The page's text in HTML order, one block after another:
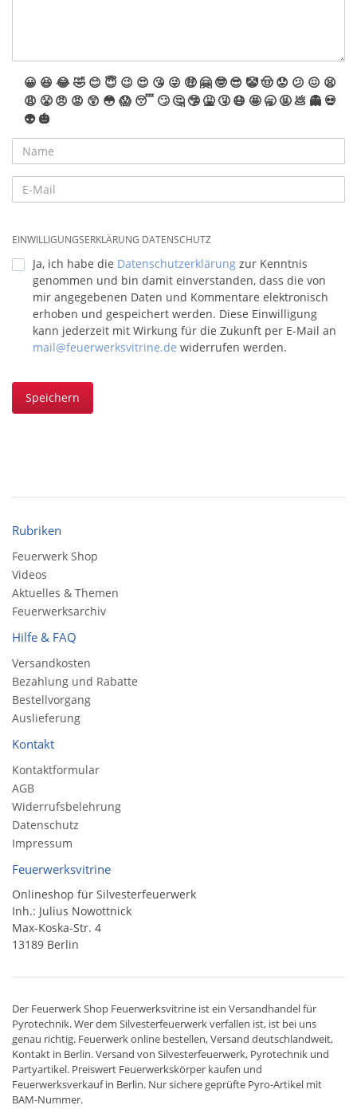
😀 😆 😂🤣 😊 😇 😉 😍 😘 😜 🤑 🤗 🤓 😎 🤡🤠 😟 😕 😖 😫
😩 😤 😠 😡 😲 😳 😱 😴 🙄 🤔 🤥 🤮 🤧 😷 🤩 🥱 🤬 💩 👻 💀
👽 🎃
EINWILLIGUNGSERKLÄRUNG DATENSCHUTZ
Ja, ich habe die Datenschutzerklärung zur Kenntnis
genommen und bin damit einverstanden, dass die von
mir angegebenen Daten und Kommentare elektronisch
erhoben und gespeichert werden. Diese Einwilligung
kann jederzeit mit Wirkung für die Zukunft per E-Mail an
mail@feuerwerksvitrine.de widerrufen werden.
Speichern
Rubriken
Feuerwerk Shop
Videos
Aktuelles & Themen
Feuerwerksarchiv
Hilfe & FAQ
Versandkosten
Bezahlung und Rabatte
Bestellvorgang
Auslieferung
Kontakt
Kontaktformular
AGB
Widerrufsbelehrung
Datenschutz
Impressum
Feuerwerksvitrine
Onlineshop für Silvesterfeuerwerk
Inh.: Julius Nowottnick
Max-Koska-Str. 4
13189 Berlin
Der Feuerwerk Shop Feuerwerksvitrine ist ein Versandhandelfür
Pyrotechnik. Wer dem Silvesterfeuerwerk verfallen ist, ist bei uns
genau richtig. Feuerwerk online bestellen,Versand deutschlandweit,
Kontakt in Berlin. Versand von Silvesterfeuerwerk, Pyrotechnik und
Partyartikel. Preiswert Feuerwerkskörper kaufen und
Feuerwerksverkauf in Berlin. Nur sichere geprüfte Pyro-Artikel mit
BAM-Nummer.